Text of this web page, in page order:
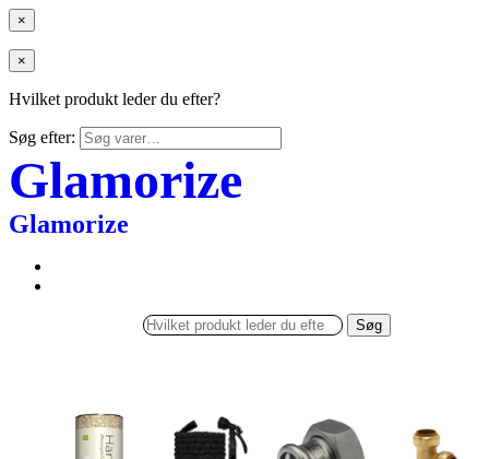
×
×
Hvilket produkt leder du efter?
Søg efter:
Glamorize
Glamorize
Søg